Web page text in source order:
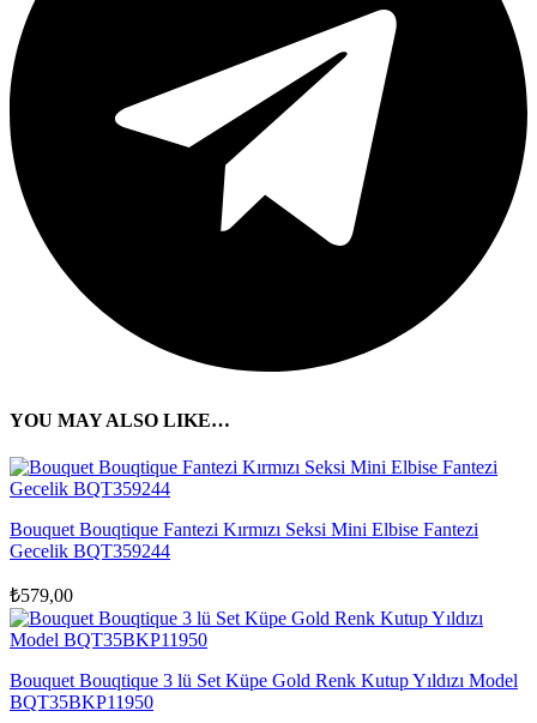
YOU MAY ALSO LIKE…
Bouquet Bouqtique Fantezi Kırmızı Seksi Mini Elbise Fantezi
Gecelik BQT359244
₺579,00
Bouquet Bouqtique 3 lü Set Küpe Gold Renk Kutup Yıldızı Model
BQT35BKP11950